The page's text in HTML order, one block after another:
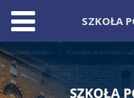
Skip
to
content
SZKOŁA